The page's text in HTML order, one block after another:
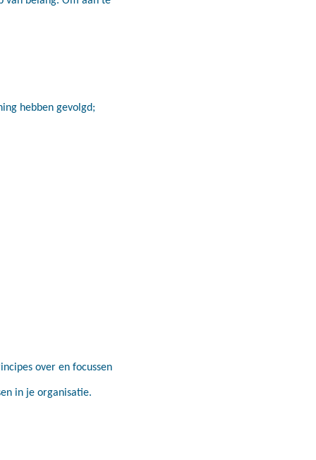
hebben gevolgd;
over en focussen
in je organisatie.